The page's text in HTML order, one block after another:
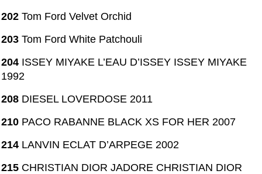
202 Tom Ford Velvet Orchid
203 Tom Ford White Patchouli
204 ISSEY MIYAKE L’EAU D’ISSEY ISSEY MIYAKE
1992
208 DIESEL LOVERDOSE 2011
210 PACO RABANNE BLACK XS FOR HER 2007
214 LANVIN ECLAT D’ARPEGE 2002
215 CHRISTIAN DIOR JADORE CHRISTIAN DIOR